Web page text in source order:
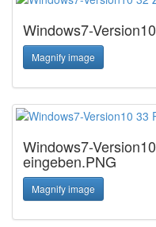
Windows7-
Magnify image
Windows7-
eingeben.PNG
Magnify image